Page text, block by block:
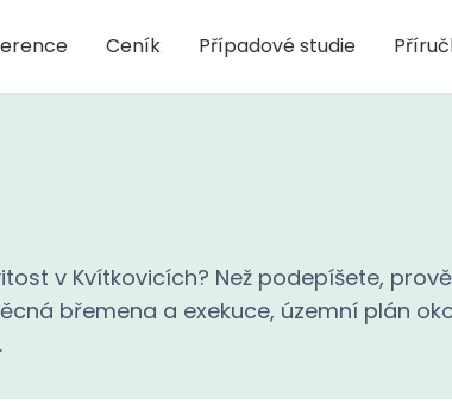
Ceník Případové studie
v Kvítkovicích? Než podepíšete,
břemena a exekuce, územní plán